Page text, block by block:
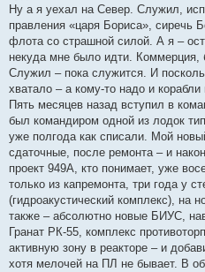
Ну а я уехал на Север. Служил,
правления «царя Бориса», сиречь
флота со страшной силой. А я –
некуда мне было идти. Коммерция,
Служил – пока служится. И
хватало – а кому-то надо и
Пять месяцев назад вступил в
был командиром одной из лодок
уже полгода как списали. Мой
сдаточные, после ремонта – и
проект 949А, кто понимает, уже
только из капремонта, три года у
(гидроакустический комплекс), на
также – абсолютно новые БИУС,
Гранат РК-55, комплекс
активную зону в реакторе – и
хотя мелочей на ПЛ не бывает. В